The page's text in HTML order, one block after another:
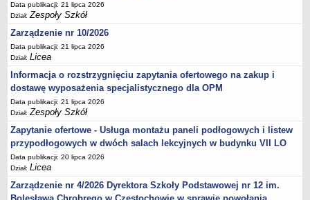
Data publikacji: 21 lipca 2026
Dział:Zespoły Szkół
Zarządzenie nr 10/2026
Data publikacji: 21 lipca 2026
Dział:Licea
Informacja o rozstrzygnięciu zapytania ofertowego na zakup i
dostawę wyposażenia specjalistycznego dla OPM
Data publikacji: 21 lipca 2026
Dział:Zespoły Szkół
Zapytanie ofertowe - Usługa montażu paneli podłogowych i listew
przypodłogowych w dwóch salach lekcyjnych w budynku VII LO
Data publikacji: 20 lipca 2026
Dział:Licea
Zarządzenie nr 4/2026 Dyrektora Szkoły Podstawowej nr 12 im.